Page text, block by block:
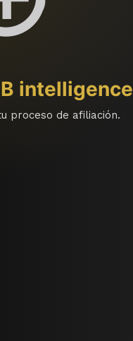
intelligence
proceso de afiliación.